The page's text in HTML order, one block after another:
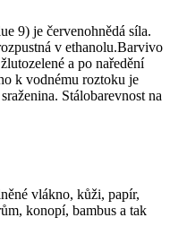
9) je červenohnědá síla.
v ethanolu.Barvivo
a po naředění
k vodnému roztoku je
Stálobarevnost na
vlákno, kůži, papír,
konopí, bambus a tak